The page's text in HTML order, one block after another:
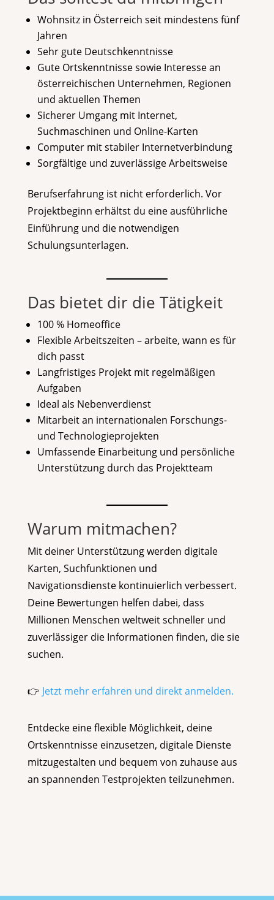
Wohnsitz in Österreich seit mindestens fünf
Jahren
Sehr gute Deutschkenntnisse
Gute Ortskenntnisse sowie Interesse an
österreichischen Unternehmen, Regionen
und aktuellen Themen
Sicherer Umgang mit Internet,
Suchmaschinen und Online-Karten
Computer mit stabiler Internetverbindung
Sorgfältige und zuverlässige Arbeitsweise
Berufserfahrung ist nicht erforderlich. Vor
Projektbeginn erhältst du eine ausführliche
Einführung und die notwendigen
Schulungsunterlagen.
Das bietet dir die Tätigkeit
100 % Homeoffice
Flexible Arbeitszeiten – arbeite, wann es für
dich passt
Langfristiges Projekt mit regelmäßigen
Aufgaben
Ideal als Nebenverdienst
Mitarbeit an internationalen Forschungs-
und Technologieprojekten
Umfassende Einarbeitung und persönliche
Unterstützung durch das Projektteam
Warum mitmachen?
Mit deiner Unterstützung werden digitale
Karten, Suchfunktionen und
Navigationsdienste kontinuierlich verbessert.
Deine Bewertungen helfen dabei, dass
Millionen Menschen weltweit schneller und
zuverlässiger die Informationen finden, die sie
suchen.
👉 Jetzt mehr erfahren und direkt anmelden.
Entdecke eine flexible Möglichkeit, deine
Ortskenntnisse einzusetzen, digitale Dienste
mitzugestalten und bequem von zuhause aus
an spannenden Testprojekten teilzunehmen.